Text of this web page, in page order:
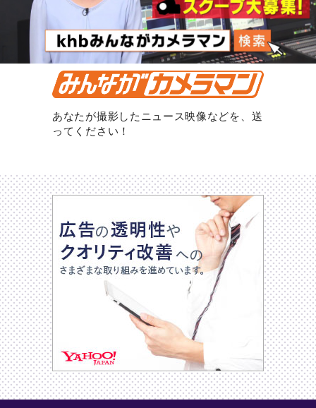
あなたが撮影したニュース映像などを、送
ってください！